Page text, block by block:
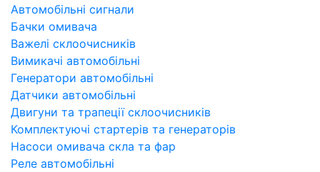
Автомобільні сигнали
Бачки омивача
Важелі склоочисників
Вимикачі автомобільні
Генератори автомобільні
Датчики автомобільні
Двигуни та трапеції склоочисників
Комплектуючі стартерів та генераторів
Насоси омивача скла та фар
Реле автомобільні